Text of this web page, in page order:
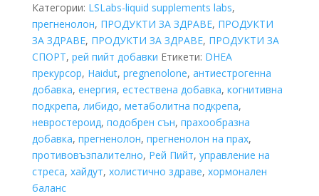
99.8%
чистота
7гр.
Категории: LSLabs-liquid supplements labs,
прегненолон, ПРОДУКТИ ЗА ЗДРАВЕ, ПРОДУКТИ
ЗА ЗДРАВЕ, ПРОДУКТИ ЗА ЗДРАВЕ, ПРОДУКТИ ЗА
СПОРТ, рей пийт добавки Етикети: DHEA
прекурсор, Haidut, pregnenolone, антиестрогенна
добавка, енергия, естествена добавка, когнитивна
подкрепа, либидо, метаболитна подкрепа,
невростероид, подобрен сън, прахообразна
добавка, прегненолон, прегненолон на прах,
противовъзпалително, Рей Пийт, управление на
стреса, хайдут, холистично здраве, хормонален
баланс